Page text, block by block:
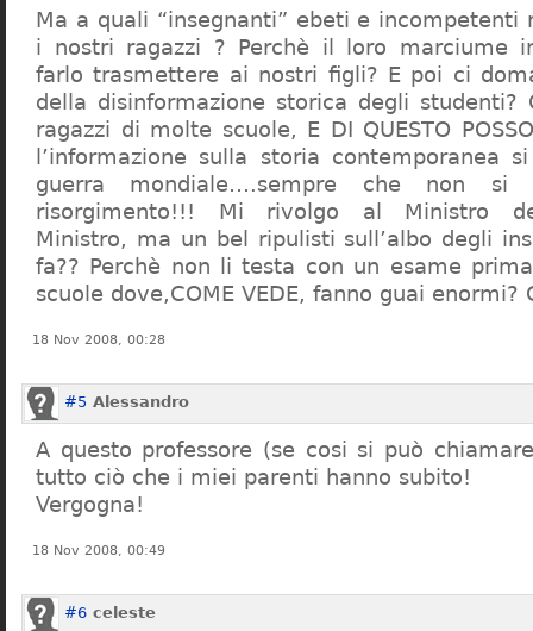
Ma a quali “insegnanti” ebeti e
i nostri ragazzi ? Perchè il loro marciume
farlo trasmettere ai nostri figli? E poi ci
della disinformazione storica degli
ragazzi di molte scuole, E DI QUESTO POSSO
l’informazione sulla storia contemporanea
guerra mondiale….sempre che non
risorgimento!!! Mi rivolgo al Ministro
Ministro, ma un bel ripulisti sull’albo degli
fa?? Perchè non li testa con un esame
scuole dove,COME VEDE, fanno guai enormi?
18 Nov 2008, 00:28
#5 Alessandro
A questo professore (se cosi si può
tutto ciò che i miei parenti hanno subito!
Vergogna!
18 Nov 2008, 00:49
#6 celeste